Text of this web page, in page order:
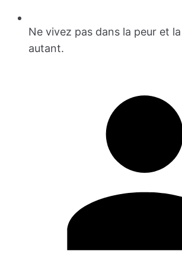
Ne vivez pas dans la peur et
autant.